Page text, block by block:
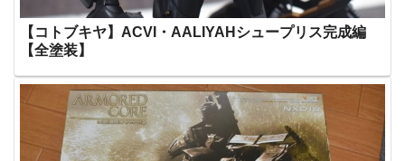
【コトブキヤ】ACVI・AALIYAHシュープリス完成編
【全塗装】